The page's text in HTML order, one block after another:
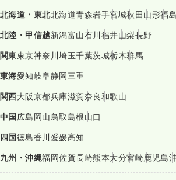
北海道・東北北海道青森岩手宮城秋田山形福島
北陸・甲信越新潟富山石川福井山梨長野
関東東京神奈川埼玉千葉茨城栃木群馬
東海愛知岐阜静岡三重
関西大阪京都兵庫滋賀奈良和歌山
中国広島岡山鳥取島根山口
四国徳島香川愛媛高知
九州・沖縄福岡佐賀長崎熊本大分宮崎鹿児島